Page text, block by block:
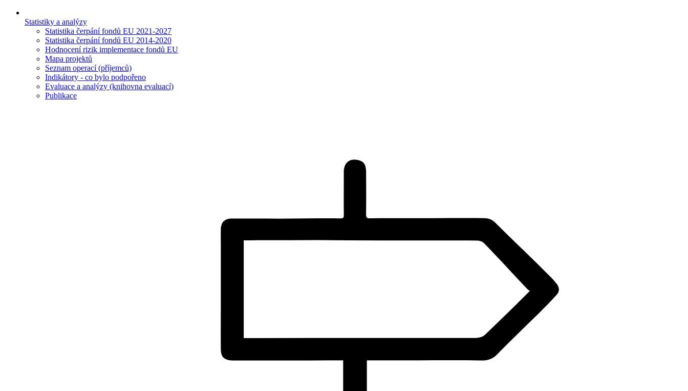
Statistiky a analýzy
Statistika čerpání fondů EU 2021-2027
Statistika čerpání fondů EU 2014-2020
Hodnocení rizik implementace fondů EU
Mapa projektů
Seznam operací (příjemců)
Indikátory - co bylo podpořeno
Evaluace a analýzy (knihovna evaluací)
Publikace